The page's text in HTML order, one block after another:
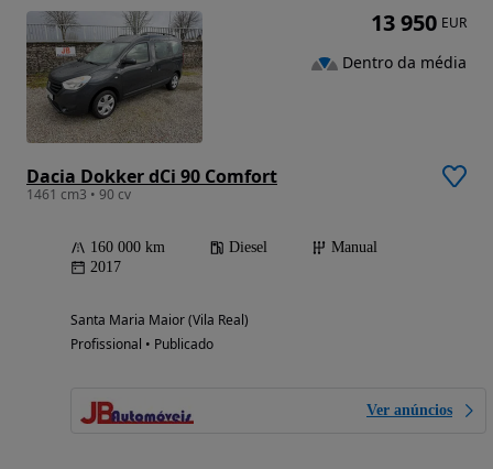
Dacia Dokker dCi 90 Comfort
1461 cm3 • 90 cv
160 000 km Diesel
Manual
2017
Santa Maria Maior (Vila Real)
Profissional • Publicado
Ver anúncios
13 950 EUR
Dentro da média